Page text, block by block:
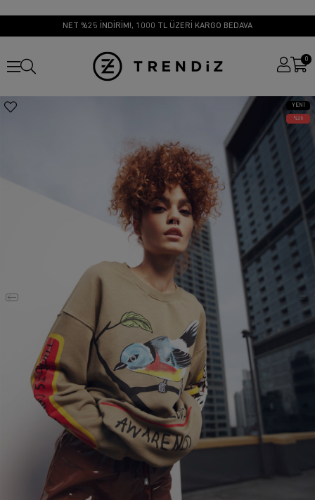
NET %25 İNDİRİM!, 1000 TL ÜZERİ KARGO BEDAVA
0
YENI
ÜRÜN
25